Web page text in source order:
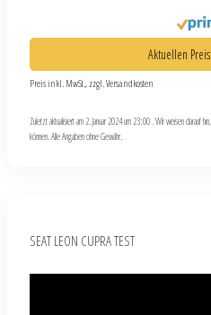
Aktuellen
Preis inkl. MwSt., zzgl. Versandkosten
Zuletzt aktualisiert am 2. Januar 2024 um 23:00 . Wir weisen darauf
können. Alle Angaben ohne Gewähr.
SEAT LEON CUPRA TEST